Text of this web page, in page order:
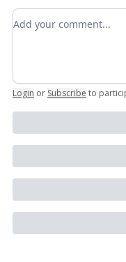
Add your comment
Login or Subscribe to